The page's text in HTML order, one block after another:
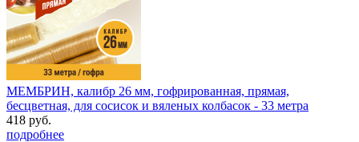
МЕМБРИН, калибр 26 мм, гофрированная, прямая,
бесцветная, для сосисок и вяленых колбасок - 33 метра
418 руб.
подробнее